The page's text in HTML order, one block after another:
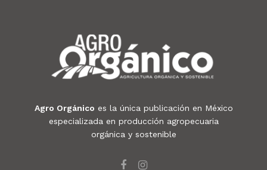
Agro Orgánico es la única publicación en México
especializada en producción agropecuaria
orgánica y sostenible